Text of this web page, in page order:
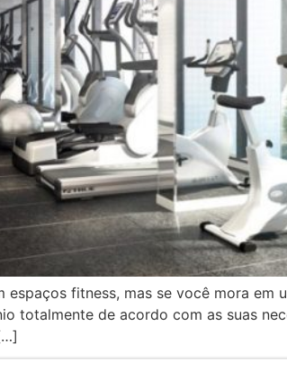
fitness, mas se você mora em
totalmente de acordo com as suas